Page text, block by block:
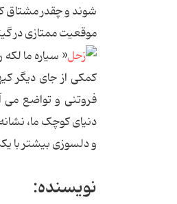
شوند و چقدر مشتاق
موقعیت ممتازی در
« سیاره ما
کمکی از جای دیگر
فروتنی و تواضع می
دنیای کوچک ما،
و دلسوزی بیشتر با
نویسنده: